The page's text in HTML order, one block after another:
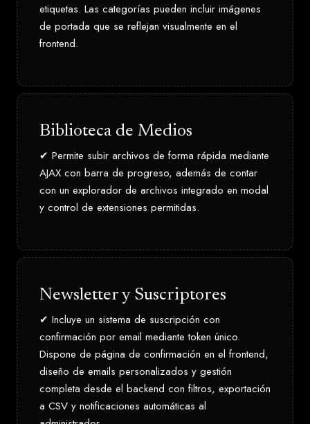
etiquetas. Las categorías pueden incluir imágenes
de portada que se reflejan visualmente en el
frontend.
Biblioteca de Medios
✔ Permite subir archivos de forma rápida mediante
AJAX con barra de progreso, además de contar
con un explorador de archivos integrado en modal
y control de extensiones permitidas.
Newsletter y Suscriptores
✔ Incluye un sistema de suscripción con
confirmación por email mediante token único.
Dispone de página de confirmación en el frontend,
diseño de emails personalizados y gestión
completa desde el backend con filtros, exportación
a CSV y notificaciones automáticas al